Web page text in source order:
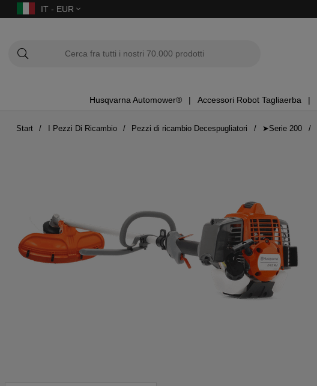
IT - EUR
Husqvarna Automower® Accessori Robot Tagliaerba
Start I Pezzi Di Ricambio Pezzi di ricambio Decespugliatori ➤Serie 200